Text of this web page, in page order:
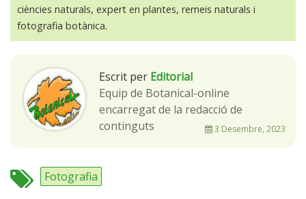
ciències naturals, expert en plantes, remeis naturals i
fotografia botànica.
Escrit per Editorial
Equip de Botanical-online
encarregat de la redacció de
continguts
3 Desembre, 2023
Fotografia